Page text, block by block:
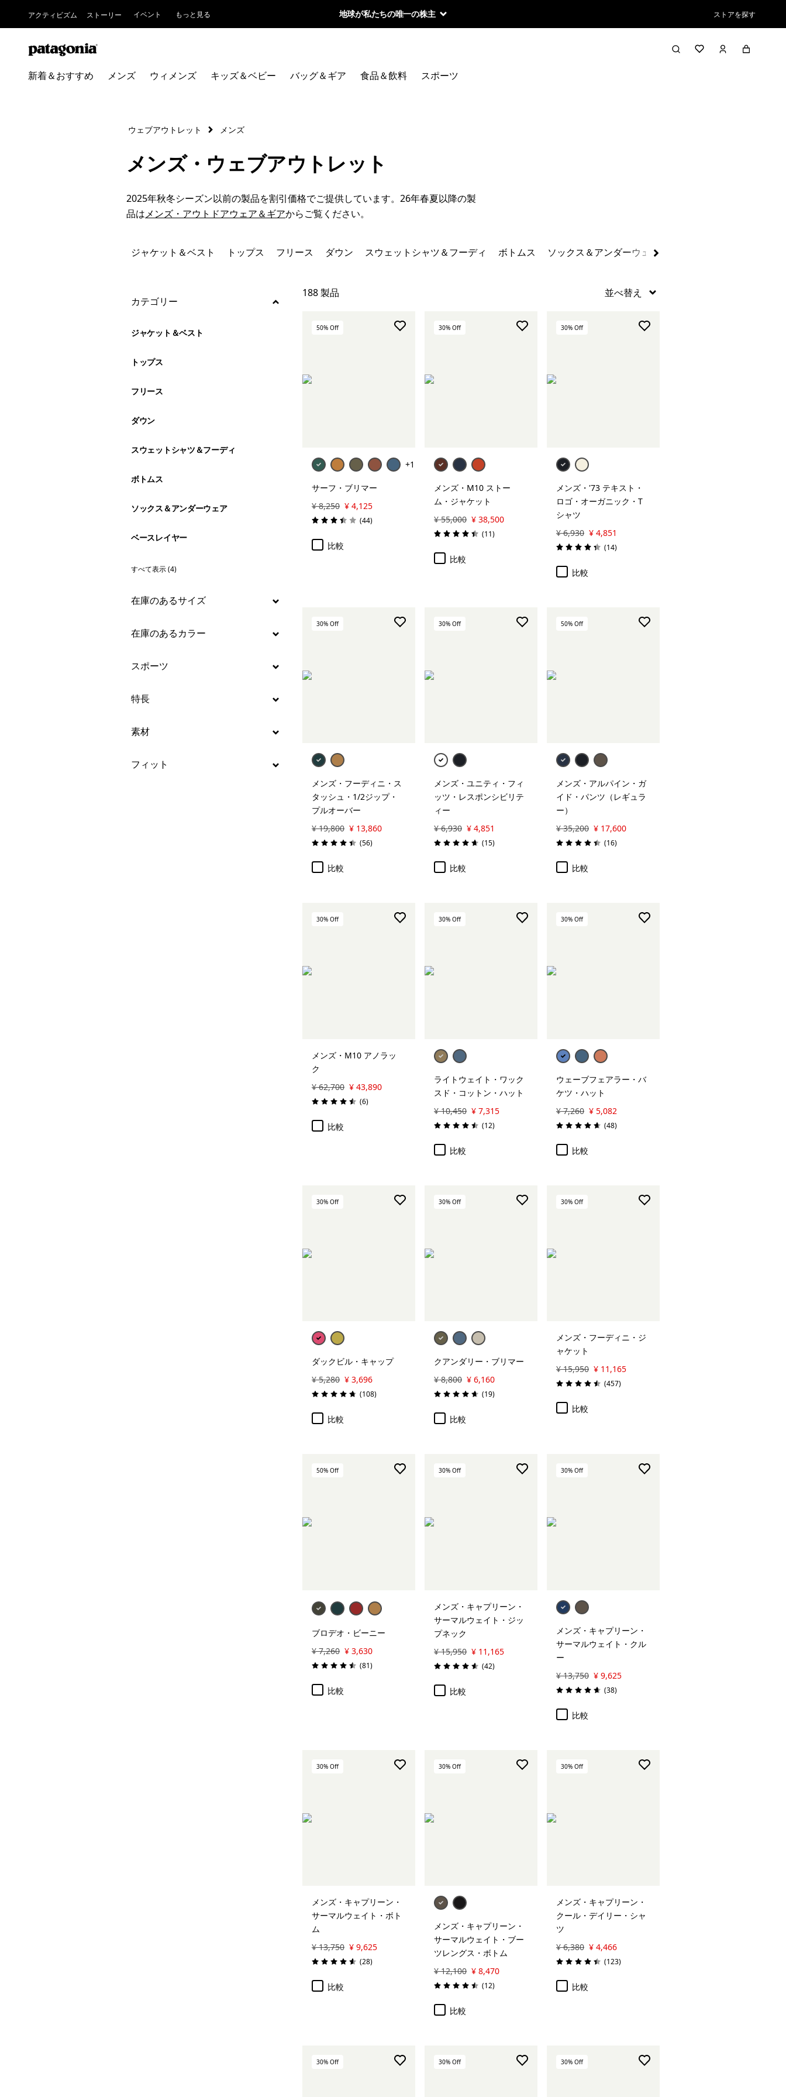
アクティビズム ストーリー イベント もっと見る 地球が私たちの唯一の株主 ストアを探す
新着＆おすすめ メンズ ウィメンズ キッズ＆ベビー バッグ＆ギア 食品＆飲料 スポーツ
ダウン
スウェットシャツ＆フーディ
ベースレイヤー
ウェブアウトレット メンズ
メンズ・ウェブアウトレット
2025年秋冬シーズン以前の製品を割引価格でご提供しています。26年春夏以降の製
品はメンズ・アウトドアウェア＆ギアからご覧ください。
ジャケット＆ベスト トップス フリース ダウン スウェットシャツ＆フーディ ボトムス ソックス＆アンダーウェア
絞り込み
カテゴリー
ジャケット＆ベスト
トップス
フリース
ダウン
スウェットシャツ＆フーディ
ボトムス
ソックス＆アンダーウェア
ベースレイヤー
すべて表示 (4)
絞り込み
在庫のあるサイズ
絞り込み
在庫のあるカラー
絞り込み
スポーツ
絞り込み
特長
絞り込み
素材
絞り込み
フィット
188 製品
50% Off
+1
サーフ・ブリマー
¥ 8,250 ¥ 4,125
評価: 3.5 / 5 (44レビュー
)
比較
30% Off
メンズ・M10 ストー
ム・ジャケット
¥ 55,000 ¥ 38,500
評価: 4.5 / 5 (11レビュー
)
比較
30% Off
メンズ・'73 テキスト・
ロゴ・オーガニック・T
シャツ
¥ 6,930 ¥ 4,851
評価: 4.4 / 5 (14レビュー
)
比較
30% Off
メンズ・フーディニ・ス
タッシュ・1/2ジップ・
プルオーバー
¥ 19,800 ¥ 13,860
評価: 4.4 / 5 (56レビュー
)
比較
30% Off
メンズ・ユニティ・フィ
ッツ・レスポンシビリテ
ィー
¥ 6,930 ¥ 4,851
評価: 4.7 / 5 (15レビュー
)
比較
50% Off
メンズ・アルパイン・ガ
イド・パンツ（レギュラ
ー）
¥ 35,200 ¥ 17,600
評価: 4.4 / 5 (16レビュー
)
比較
30% Off
メンズ・M10 アノラッ
ク
¥ 62,700 ¥ 43,890
評価: 4.5 / 5 (6レビュー
)
比較
30% Off
ライトウェイト・ワック
スド・コットン・ハット
¥ 10,450 ¥ 7,315
評価: 4.5 / 5 (12レビュー
)
比較
30% Off
ウェーブフェアラー・バ
ケツ・ハット
¥ 7,260 ¥ 5,082
評価: 4.6 / 5 (48レビュー
)
比較
30% Off
ダックビル・キャップ
¥ 5,280 ¥ 3,696
評価: 4.7 / 5 (108レビュー
)
比較
30% Off
クアンダリー・ブリマー
¥ 8,800 ¥ 6,160
評価: 4.6 / 5 (19レビュー
)
比較
30% Off
メンズ・フーディニ・ジ
ャケット
¥ 15,950 ¥ 11,165
評価: 4.5 / 5 (457レビュー
)
比較
50% Off
ブロデオ・ビーニー
¥ 7,260 ¥ 3,630
評価: 4.5 / 5 (81レビュー
)
比較
30% Off
メンズ・キャプリーン・
サーマルウェイト・ジッ
プネック
¥ 15,950 ¥ 11,165
評価: 4.6 / 5 (42レビュー
)
比較
30% Off
メンズ・キャプリーン・
サーマルウェイト・クル
ー
¥ 13,750 ¥ 9,625
評価: 4.7 / 5 (38レビュー
)
比較
30% Off
メンズ・キャプリーン・
サーマルウェイト・ボト
ム
¥ 13,750 ¥ 9,625
評価: 4.6 / 5 (28レビュー
)
比較
30% Off
メンズ・キャプリーン・
サーマルウェイト・ブー
ツレングス・ボトム
¥ 12,100 ¥ 8,470
評価: 4.5 / 5 (12レビュー
)
比較
30% Off
メンズ・キャプリーン・
クール・デイリー・シャ
ツ
¥ 6,380 ¥ 4,466
評価: 4.4 / 5 (123レビュー
)
比較
30% Off 30% Off 30% Off